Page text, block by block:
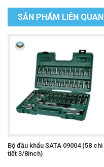
SẢN PHẨM LIÊN QUAN
Bộ đầu khẩu SATA 09004 (58 chi
tiết 3/8inch)